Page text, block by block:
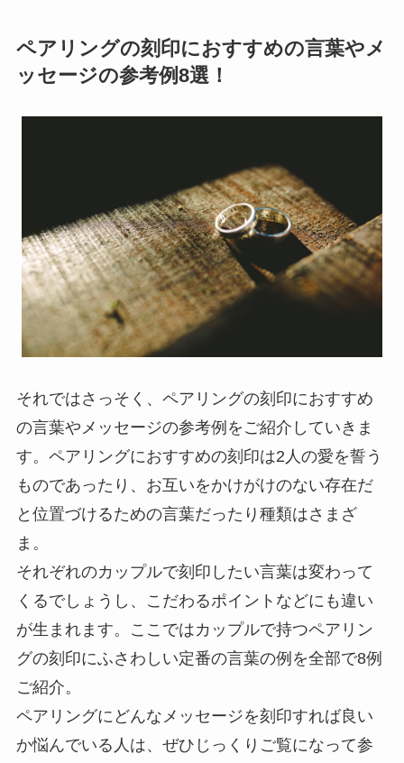
ペアリングの刻印におすすめの言葉やメ
ッセージの参考例8選！
それではさっそく、ペアリングの刻印におすすめ
の言葉やメッセージの参考例をご紹介していきま
す。ペアリングにおすすめの刻印は2人の愛を誓う
ものであったり、お互いをかけがけのない存在だ
と位置づけるための言葉だったり種類はさまざ
ま。
それぞれのカップルで刻印したい言葉は変わって
くるでしょうし、こだわるポイントなどにも違い
が生まれます。ここではカップルで持つペアリン
グの刻印にふさわしい定番の言葉の例を全部で8例
ご紹介。
ペアリングにどんなメッセージを刻印すれば良い
か悩んでいる人は、ぜひじっくりご覧になって参